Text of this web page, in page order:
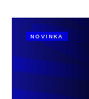
NOVINKA